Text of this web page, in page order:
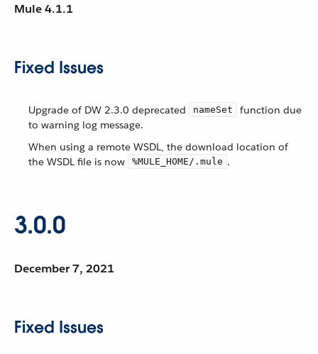
Mule 4.1.1
Fixed Issues
Upgrade of DW 2.3.0 deprecated nameSet
function due
to warning log message.
When using a remote WSDL, the download location of
the WSDL file is now
%MULE_HOME/.mule .
3.0.0
December 7, 2021
Fixed Issues